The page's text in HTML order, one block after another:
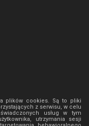
plików cookies. Są to pliki
z serwisu, w celu
usług w tym
utrzymania sesji